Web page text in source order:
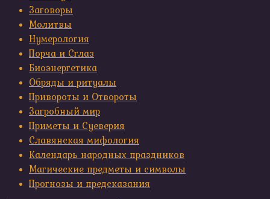
Заговоры
Молитвы
Нумерология
Порча и Сглаз
Биоэнергетика
Обряды и ритуалы
Привороты и Отвороты
Загробный мир
Приметы и Суеверия
Славянская мифология
Календарь народных праздников
Магические предметы и символы
Прогнозы и предсказания